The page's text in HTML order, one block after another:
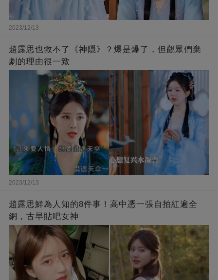
2023/12/13
趙露思也救不了《神隱》？爆是爆了，但觀眾們棄
劇的理由很一致
2023/12/13
趙露思鮮為人知的8件事！高中憑一張自拍紅遍全
網，古早貼吧女神